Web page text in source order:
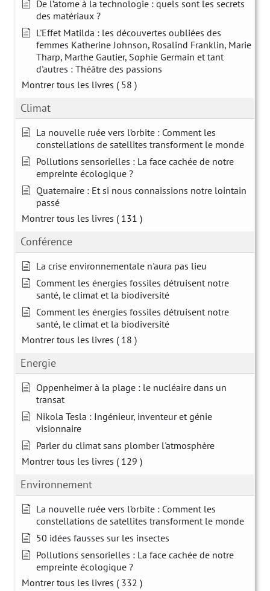
De l’atome à la technologie : quels sont les secrets
des matériaux ?
L'Effet Matilda : les découvertes oubliées des
femmes Katherine Johnson, Rosalind Franklin, Marie
Tharp, Marthe Gautier, Sophie Germain et tant
d'autres : Théâtre des passions
Montrer tous les livres ( 58 )
Climat
La nouvelle ruée vers l’orbite : Comment les
constellations de satellites transforment le monde
Pollutions sensorielles : La face cachée de notre
empreinte écologique ?
Quaternaire : Et si nous connaissions notre lointain
passé
Montrer tous les livres ( 131 )
Conférence
La crise environnementale n'aura pas lieu
Comment les énergies fossiles détruisent notre
santé, le climat et la biodiversité
Comment les énergies fossiles détruisent notre
santé, le climat et la biodiversité
Montrer tous les livres ( 18 )
Energie
Oppenheimer à la plage : le nucléaire dans un
transat
Nikola Tesla : Ingénieur, inventeur et génie
visionnaire
Parler du climat sans plomber l'atmosphère
Montrer tous les livres ( 129 )
Environnement
La nouvelle ruée vers l’orbite : Comment les
constellations de satellites transforment le monde
50 idées fausses sur les insectes
Pollutions sensorielles : La face cachée de notre
empreinte écologique ?
Montrer tous les livres ( 332 )